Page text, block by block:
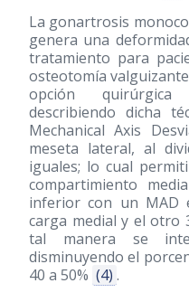
La gonartrosis
genera una
tratamiento para
osteotomía
opción quirúrgica
describiendo dicha
Mechanical Axis
meseta lateral, al
iguales; lo cual
compartimiento
inferior con un MAD
carga medial y el otro
tal manera se
disminuyendo el
40 a 50% (4) .